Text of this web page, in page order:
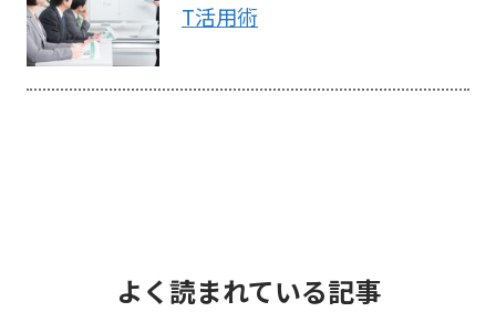
T活用術
よく読まれている記事